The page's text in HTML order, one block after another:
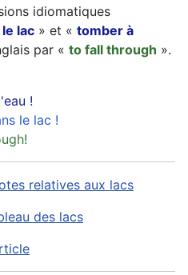
idiomatiques
lac » et « tomber à
par « to fall through ».
!
le lac !
relatives aux lacs
des lacs